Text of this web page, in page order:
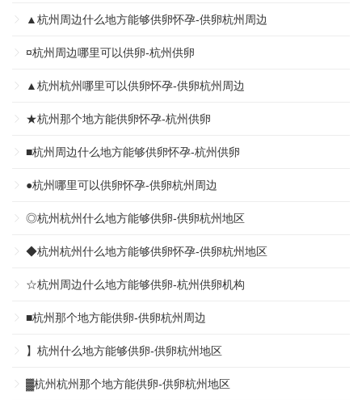
▲杭州周边什么地方能够供卵怀孕-供卵杭州周边
¤杭州周边哪里可以供卵-杭州供卵
▲杭州杭州哪里可以供卵怀孕-供卵杭州周边
★杭州那个地方能供卵怀孕-杭州供卵
■杭州周边什么地方能够供卵怀孕-杭州供卵
●杭州哪里可以供卵怀孕-供卵杭州周边
◎杭州杭州什么地方能够供卵-供卵杭州地区
◆杭州杭州什么地方能够供卵怀孕-供卵杭州地区
☆杭州周边什么地方能够供卵-杭州供卵机构
■杭州那个地方能供卵-供卵杭州周边
】杭州什么地方能够供卵-供卵杭州地区
▓杭州杭州那个地方能供卵-供卵杭州地区